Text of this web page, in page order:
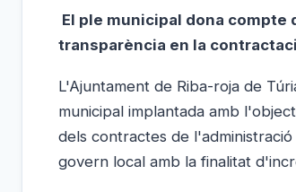
El ple municipal dona compte
transparència en la
L'Ajuntament de Riba-roja de
municipal implantada amb
dels contractes de
govern local amb la finalitat